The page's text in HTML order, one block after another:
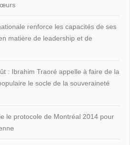
renforce les capacités de ses
matière de leadership et de
: Ibrahim Traoré appelle à faire de la
le socle de la souveraineté
le protocole de Montréal 2014 pour